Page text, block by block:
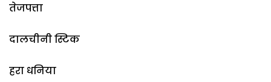
तेजपत्ता
दालचीनी स्टिक
हरा धनिया